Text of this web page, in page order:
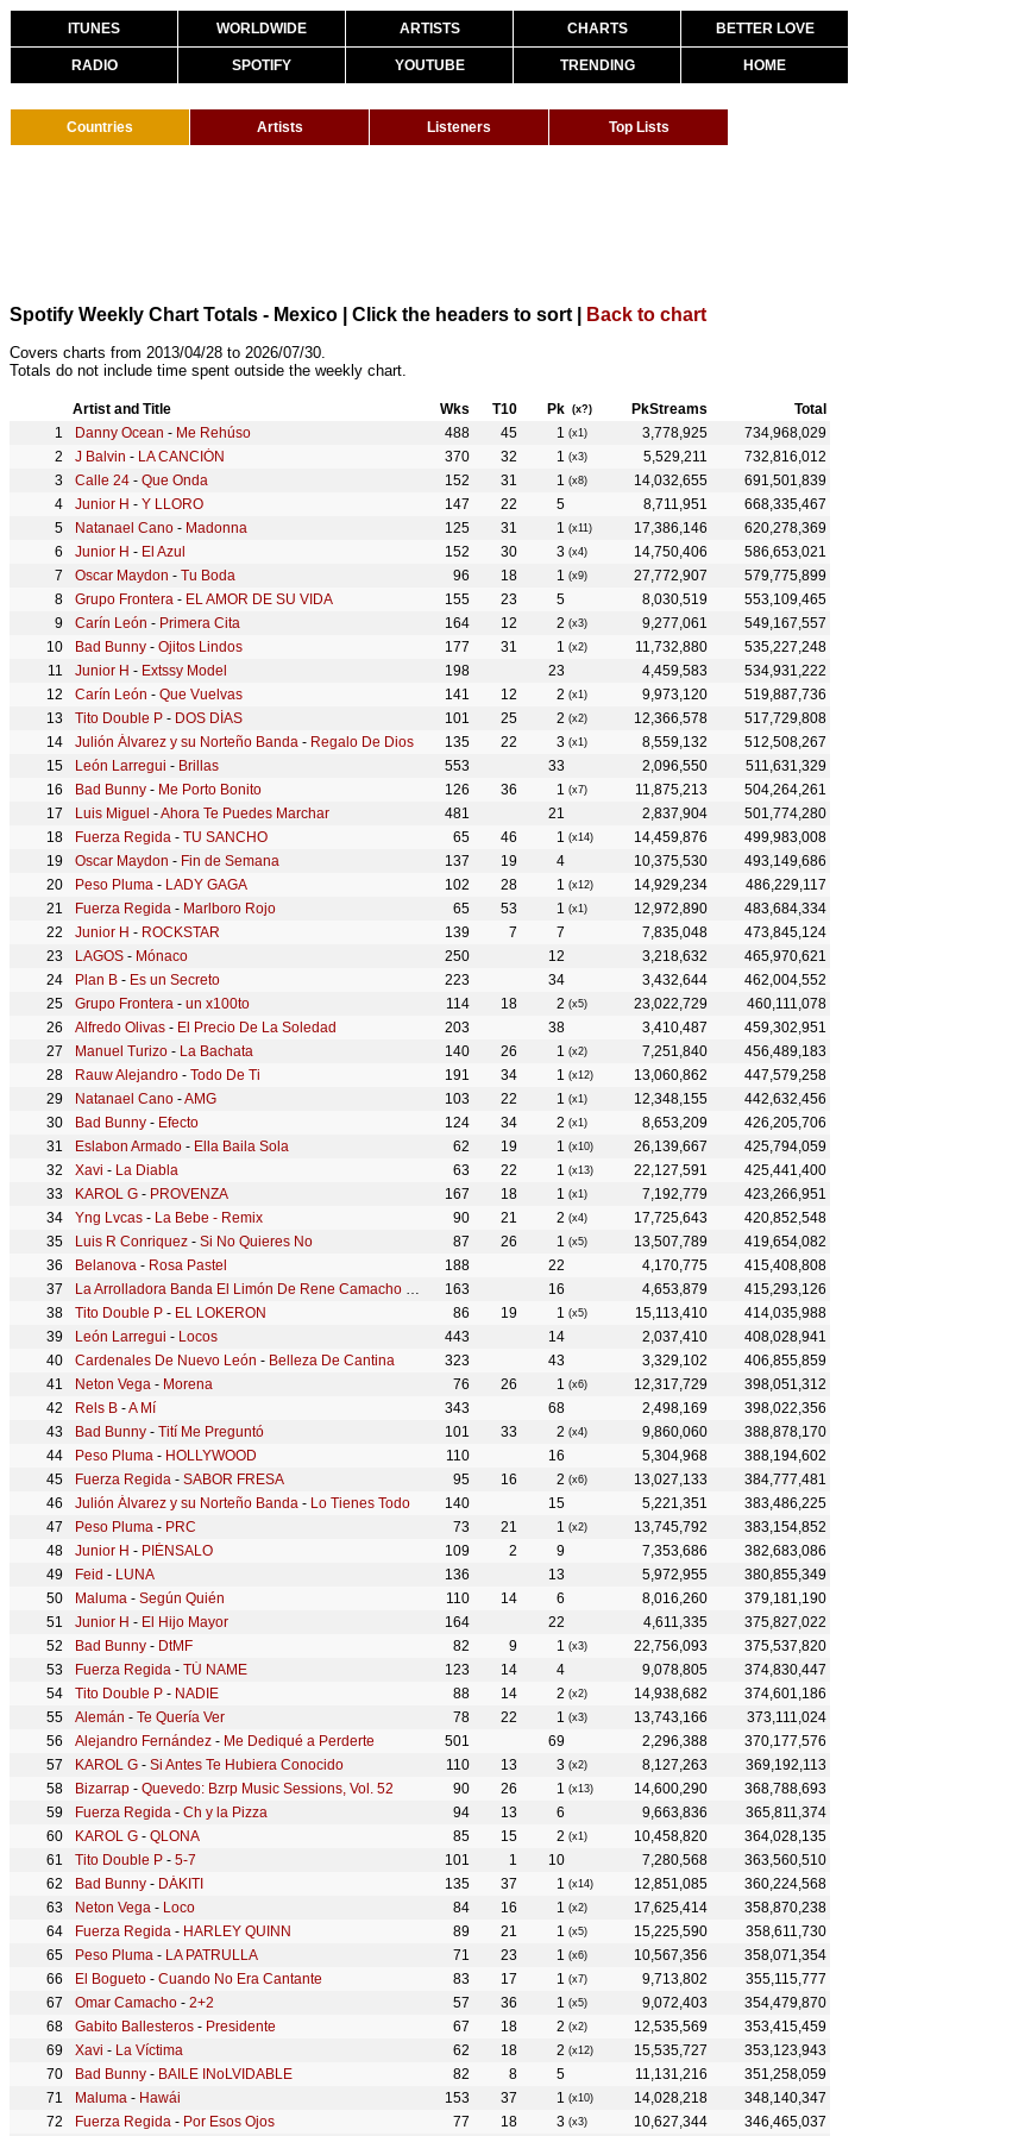
ITUNES WORLDWIDE ARTISTS CHARTS BETTER LOVE
RADIO SPOTIFY YOUTUBE TRENDING HOME
Countries Artists Listeners Top Lists
Spotify Weekly Chart Totals - Mexico | Click the headers to sort | Back to chart
Covers charts from 2013/04/28 to 2026/07/30.
Totals do not include time spent outside the weekly chart.
Artist and Title Wks T10 Pk (x?) PkStreams
Total
Danny Ocean - Me Rehúso 488 45 1 (x1) 3,778,925
734,968,029
J Balvin - LA CANCIÓN 370 32 1 (x3) 5,529,211
732,816,012
Calle 24 - Que Onda 152 31 1 (x8) 14,032,655
691,501,839
Junior H - Y LLORO 147 22 5 8,711,951
668,335,467
Natanael Cano - Madonna 125 31 1 (x11) 17,386,146
620,278,369
Junior H - El Azul 152 30 3 (x4) 14,750,406
586,653,021
Oscar Maydon - Tu Boda 96 18 1 (x9) 27,772,907
579,775,899
Grupo Frontera - EL AMOR DE SU VIDA 155 23 5 8,030,519
553,109,465
Carín León - Primera Cita 164 12 2 (x3) 9,277,061
549,167,557
Bad Bunny - Ojitos Lindos 177 31 1 (x2) 11,732,880
535,227,248
Junior H - Extssy Model 198 23 4,459,583
534,931,222
Carín León - Que Vuelvas 141 12 2 (x1) 9,973,120
519,887,736
Tito Double P - DOS DÍAS 101 25 2 (x2) 12,366,578
517,729,808
Julión Álvarez y su Norteño Banda - Regalo De Dios 135 22 3 (x1) 8,559,132
512,508,267
León Larregui - Brillas 553 33 2,096,550
511,631,329
Bad Bunny - Me Porto Bonito 126 36 1 (x7) 11,875,213
504,264,261
Luis Miguel -Ahora Te Puedes Marchar 481 21 2,837,904
501,774,280
Fuerza Regida - TU SANCHO 65 46 1 (x14) 14,459,876
499,983,008
Oscar Maydon - Fin de Semana 137 19 4 10,375,530
493,149,686
Peso Pluma - LADY GAGA 102 28 1 (x12) 14,929,234
486,229,117
Fuerza Regida - Marlboro Rojo 65 53 1 (x1) 12,972,890
483,684,334
Junior H - ROCKSTAR 139 7 7 7,835,048
473,845,124
LAGOS - Mónaco 250 12 3,218,632
465,970,621
Plan B - Es un Secreto 223 34 3,432,644
462,004,552
Grupo Frontera - un x100to 114 18 2 (x5) 23,022,729
460,111,078
Alfredo Olivas - El Precio De La Soledad 203 38 3,410,487
459,302,951
Manuel Turizo - La Bachata 140 26 1 (x2) 7,251,840
456,489,183
Rauw Alejandro - Todo De Ti 191 34 1 (x12) 13,060,862
447,579,258
Natanael Cano -AMG 103 22 1 (x1) 12,348,155
442,632,456
Bad Bunny - Efecto 124 34 2 (x1) 8,653,209
426,205,706
Eslabon Armado - Ella Baila Sola 62 19 1 (x10) 26,139,667
425,794,059
Xavi - La Diabla 63 22 1 (x13) 22,127,591
425,441,400
KAROL G - PROVENZA 167 18 1 (x1) 7,192,779
423,266,951
Yng Lvcas - La Bebe - Remix 90 21 2 (x4) 17,725,643
420,852,548
Luis R Conriquez - Si No Quieres No 87 26 1 (x5) 13,507,789
419,654,082
Belanova - Rosa Pastel 188 22 4,170,775
415,408,808
La Arrolladora Banda El Limón De Rene Camacho
El Final De Nuestra Historia
163 16 4,653,879
415,293,126
Tito Double P - EL LOKERON 86 19 1 (x5) 15,113,410
414,035,988
León Larregui - Locos 443 14 2,037,410
408,028,941
Cardenales De Nuevo León - Belleza De Cantina 323 43 3,329,102
406,855,859
Neton Vega - Morena 76 26 1 (x6) 12,317,729
398,051,312
Rels B -A Mí 343 68 2,498,169
398,022,356
Bad Bunny - Tití Me Preguntó 101 33 2 (x4) 9,860,060
388,878,170
Peso Pluma - HOLLYWOOD 110 16 5,304,968
388,194,602
Fuerza Regida - SABOR FRESA 95 16 2 (x6) 13,027,133
384,777,481
Julión Álvarez y su Norteño Banda - Lo Tienes Todo 140 15 5,221,351
383,486,225
Peso Pluma - PRC 73 21 1 (x2) 13,745,792
383,154,852
Junior H - PIÉNSALO 109 2 9 7,353,686
382,683,086
Feid - LUNA 136 13 5,972,955
380,855,349
Maluma - Según Quién 110 14 6 8,016,260
379,181,190
Junior H - El Hijo Mayor 164 22 4,611,335
375,827,022
Bad Bunny - DtMF 82 9 1 (x3) 22,756,093
375,537,820
Fuerza Regida - TÚ NAME 123 14 4 9,078,805
374,830,447
Tito Double P - NADIE 88 14 2 (x2) 14,938,682
374,601,186
Alemán - Te Quería Ver 78 22 1 (x3) 13,743,166
373,111,024
Alejandro Fernández - Me Dediqué a Perderte 501 69 2,296,388
370,177,576
KAROL G - Si Antes Te Hubiera Conocido 110 13 3 (x2) 8,127,263
369,192,113
Bizarrap - Quevedo: Bzrp Music Sessions, Vol. 52 90 26 1 (x13) 14,600,290
368,788,693
Fuerza Regida - Ch y la Pizza 94 13 6 9,663,836
365,811,374
KAROL G - QLONA 85 15 2 (x1) 10,458,820
364,028,135
Tito Double P - 5-7 101 1 10 7,280,568
363,560,510
Bad Bunny - DÁKITI 135 37 1 (x14) 12,851,085
360,224,568
Neton Vega - Loco 84 16 1 (x2) 17,625,414
358,870,238
Fuerza Regida - HARLEY QUINN 89 21 1 (x5) 15,225,590
358,611,730
Peso Pluma - LA PATRULLA 71 23 1 (x6) 10,567,356
358,071,354
El Bogueto - Cuando No Era Cantante 83 17 1 (x7) 9,713,802
355,115,777
Omar Camacho - 2+2 57 36 1 (x5) 9,072,403
354,479,870
Gabito Ballesteros - Presidente 67 18 2 (x2) 12,535,569
353,415,459
Xavi - La Víctima 62 18 2 (x12) 15,535,727
353,123,943
Bad Bunny - BAILE INoLVIDABLE 82 8 5 11,131,216
351,258,059
Maluma - Hawái 153 37 1 (x10) 14,028,218
348,140,347
Fuerza Regida - Por Esos Ojos 77 18 3 (x3) 10,627,344
346,465,037